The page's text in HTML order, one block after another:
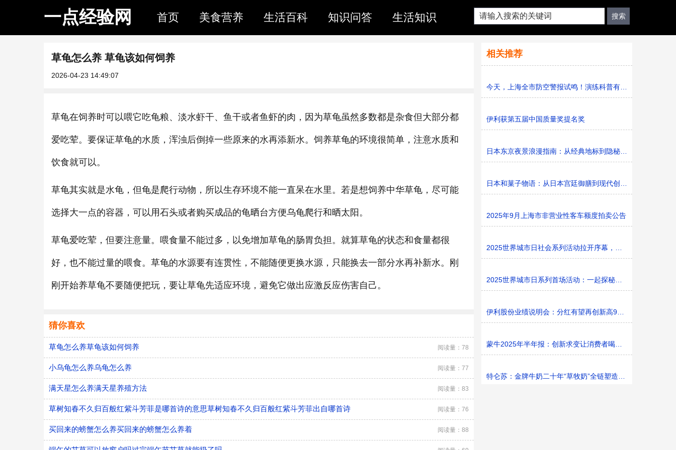
一点经验网 首页 美食营养 生活百科 知识问答 生活知识
草龟怎么养 草龟该如何饲养
2026-04-23 14:49:07
草龟在饲养时可以喂它吃龟粮、淡水虾干、鱼干或者鱼虾的肉，因为草龟虽然多数都是杂食但大部分都
爱吃荤。要保证草龟的水质，浑浊后倒掉一些原来的水再添新水。饲养草龟的环境很简单，注意水质和
饮食就可以。
草龟其实就是水龟，但龟是爬行动物，所以生存环境不能一直呆在水里。若是想饲养中华草龟，尽可能
选择大一点的容器，可以用石头或者购买成品的龟晒台方便乌龟爬行和晒太阳。
草龟爱吃荤，但要注意量。喂食量不能过多，以免增加草龟的肠胃负担。就算草龟的状态和食量都很
好，也不能过量的喂食。草龟的水源要有连贯性，不能随便更换水源，只能换去一部分水再补新水。刚
刚开始养草龟不要随便把玩，要让草龟先适应环境，避免它做出应激反应伤害自己。
猜你喜欢
草龟怎么养草龟该如何饲养 阅读量：78
小乌龟怎么养乌龟怎么养 阅读量：77
满天星怎么养满天星养殖方法 阅读量：83
草树知春不久归百般红紫斗芳菲是哪首诗的意思草树知春不久归百般红紫斗芳菲出自哪首诗 阅读量：76
买回来的螃蟹怎么养买回来的螃蟹怎么养着 阅读量：88
相关推荐
今天，上海全市防空警报试鸣！演练科普有序进行，人防意
伊利获第五届中国质量奖提名奖
日本东京夜景浪漫指南：从经典地标到隐秘胜地
日本和菓子物语：从日本宫廷御膳到现代创新的甜蜜传承
2025年9月上海市非营业性客车额度拍卖公告
2025世界城市日社会系列活动拉开序幕，探寻社区花园里的
2025世界城市日系列首场活动：一起探秘家门口的“魔法花园”
伊利股份业绩说明会：分红有望再创新高9%利润率目标不变
蒙牛2025年半年报：创新求变让消费者喝上奶、喝好奶、喝
特仑苏：金牌牛奶二十年“草牧奶”全链塑造有机新矩阵